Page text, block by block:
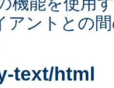
アントとの
text/html